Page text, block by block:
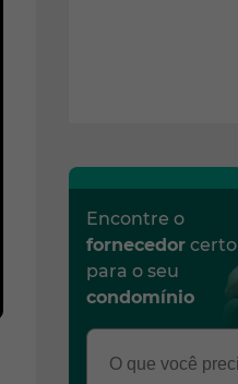
Encontre o
fornecedor certo
para o seu
condomínio